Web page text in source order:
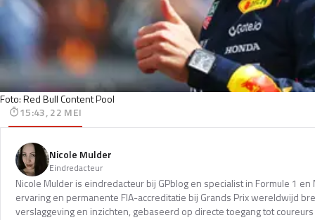
Foto: Red Bull Content Pool
15:43, 22 MEI
Nicole Mulder
Eindredacteur
Nicole Mulder is eindredacteur bij GPblog en specialist in Formule 1 en
ervaring en permanente FIA-accreditatie bij Grands Prix wereldwijd
verslaggeving en inzichten, gebaseerd op directe toegang tot